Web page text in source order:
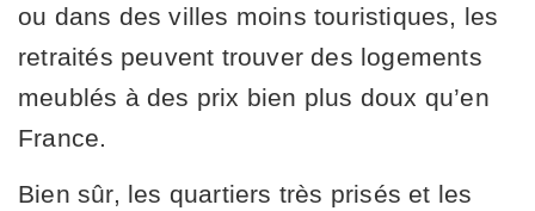
ou dans des villes moins touristiques, les
retraités peuvent trouver des logements
meublés à des prix bien plus doux qu’en
France.
Bien sûr, les quartiers très prisés et les